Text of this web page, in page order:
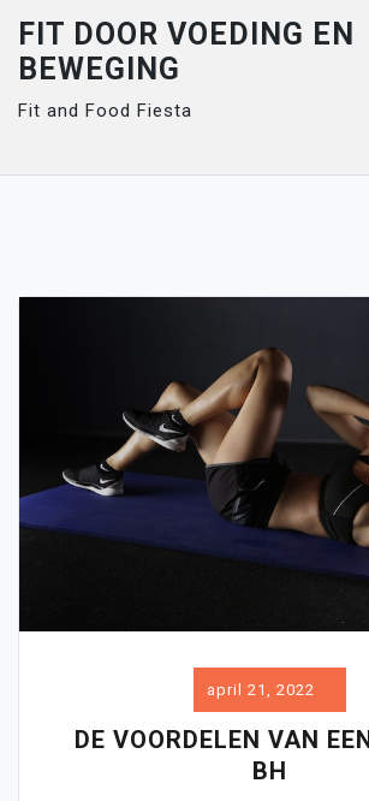
content
FIT DOOR VOEDING EN
BEWEGING
Fit and Food Fiesta
april 21, 2022
DE VOORDELEN VAN
BH